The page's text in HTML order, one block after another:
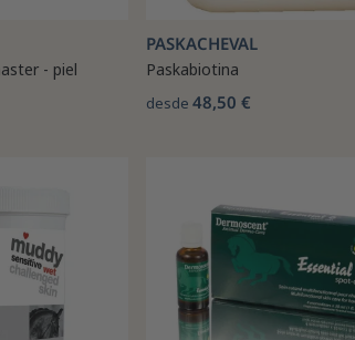
- piel
PASKACHEVAL
Paskabiotina
desde 48,50 €